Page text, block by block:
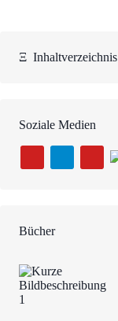
Ξ Inhaltverzeichnis
Soziale Medien
Bücher